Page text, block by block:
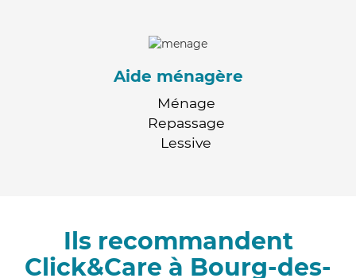
Aide ménagère
Ménage
Repassage
Lessive
Ils recommandent
Click&Care à Bourg-des-